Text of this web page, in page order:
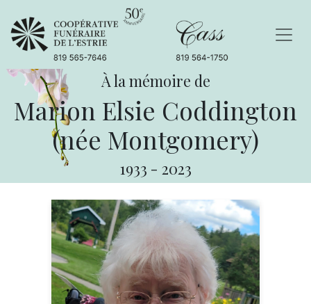
À la mémoire de
Marion Elsie Coddington
(née Montgomery)
1933 - 2023